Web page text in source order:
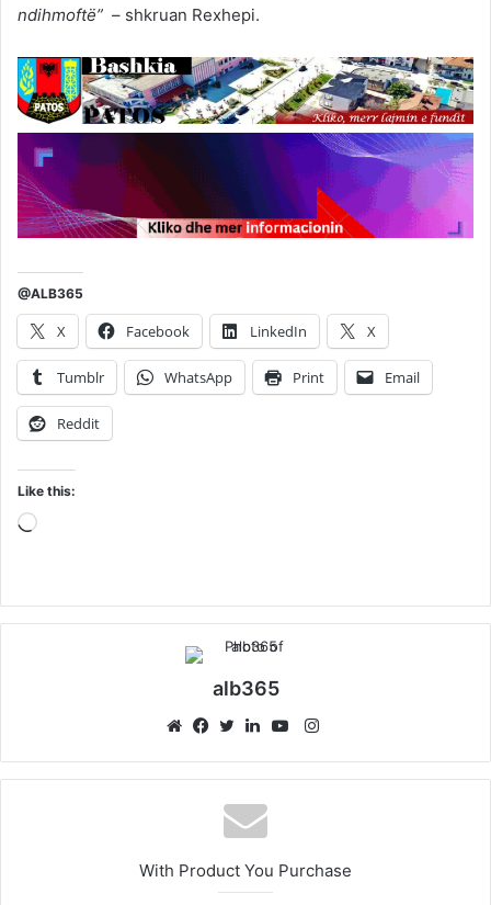
ndihmoftë” – shkruan Rexhepi.
@ALB365
X Facebook LinkedIn X
Tumblr WhatsApp Print Email
Reddit
Like this:
Loading…
alb365
Instagram
With Product You Purchase